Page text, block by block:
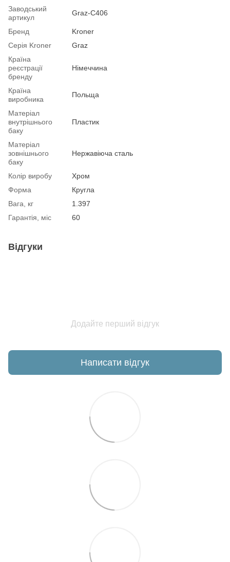
Заводський
артикул
Graz-C406
Бренд
Kroner
Серія Kroner
Graz
Країна
реєстрації
бренду
Німеччина
Країна
виробника
Польща
Матеріал
внутрішнього
баку
Пластик
Матеріал
зовнішнього
баку
Нержавіюча сталь
Колір виробу
Хром
Форма
Кругла
Вага, кг
1.397
Гарантія, міс
60
Відгуки
Додайте перший відгук
Написати відгук